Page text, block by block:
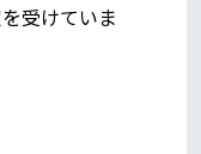
受けていま